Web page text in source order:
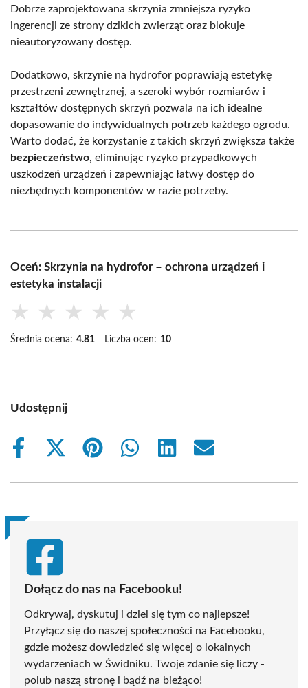
Dobrze zaprojektowana skrzynia zmniejsza ryzyko
ingerencji ze strony dzikich zwierząt oraz blokuje
nieautoryzowany dostęp.
Dodatkowo, skrzynie na hydrofor poprawiają estetykę
przestrzeni zewnętrznej, a szeroki wybór rozmiarów i
kształtów dostępnych skrzyń pozwala na ich idealne
dopasowanie do indywidualnych potrzeb każdego ogrodu.
Warto dodać, że korzystanie z takich skrzyń zwiększa także
bezpieczeństwo, eliminując ryzyko przypadkowych
uszkodzeń urządzeń i zapewniając łatwy dostęp do
niezbędnych komponentów w razie potrzeby.
Oceń: Skrzynia na hydrofor – ochrona urządzeń i
estetyka instalacji
★ ★ ★ ★ ★
Średnia ocena: 4.81 Liczba ocen: 10
Udostępnij
Share
Share
(Twitter)
Share
Share
Share
Share
Dołącz do nas na Facebooku!
Odkrywaj, dyskutuj i dziel się tym co najlepsze!
Przyłącz się do naszej społeczności na Facebooku,
gdzie możesz dowiedzieć się więcej o lokalnych
wydarzeniach w Świdniku. Twoje zdanie się liczy -
polub naszą stronę i bądź na bieżąco!